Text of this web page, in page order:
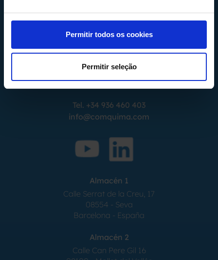
Permitir todos os cookies
Permitir seleção
Les Franqueses del Valles
Barcelona-España
Tel. +34 936 460 403
info@comquima.com
Almacén 1
Calle Serrat de la Creu, 17
08554 - Seva
Barcelona - España
Almacén 2
Calle Can Pere Gil 16